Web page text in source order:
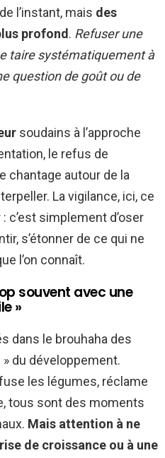
l’instant, mais des
profond . Refuser une
taire systématiquement à
question de goût ou de
soudains à l’approche
le refus de
chantage autour de la
La vigilance, ici, ce
c’est simplement d’oser
s’étonner de ce qui ne
l’on connaît.
souvent avec une
»
dans le brouhaha des
du développement.
les légumes, réclame
tous sont des moments
Mais attention à ne
de croissance ou à une